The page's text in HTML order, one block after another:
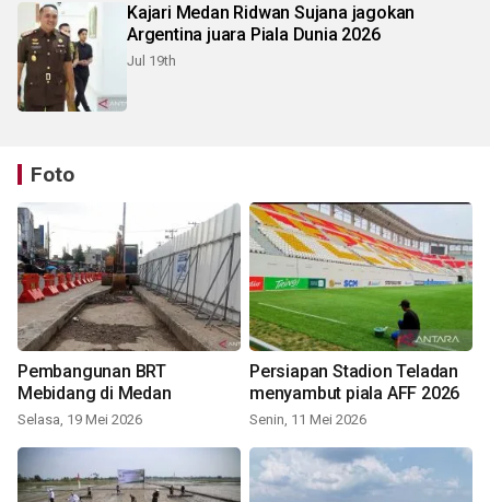
Kajari Medan Ridwan Sujana jagokan
Argentina juara Piala Dunia 2026
Jul 19th
Foto
Pembangunan BRT
Mebidang di Medan
Selasa, 19 Mei 2026
Persiapan Stadion Teladan
menyambut piala AFF 2026
Senin, 11 Mei 2026